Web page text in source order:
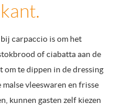
carpaccio is om het
of ciabatta aan de
te dippen in de dressing
vleeswaren en frisse
kunnen gasten zelf kiezen